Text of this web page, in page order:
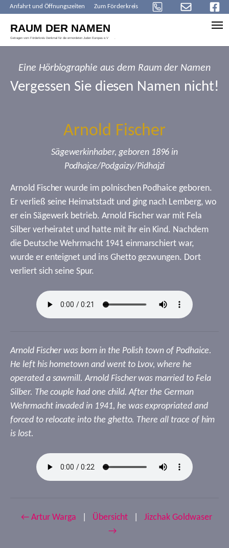
Anfahrt und Öffnungszeiten Zum Förderkreis
Eine Hörbiographie aus dem Raum der Namen
Vergessen Sie diesen Namen nicht!
Arnold Fischer
Sägewerkinhaber, geboren 1896 in
Podhajce/Podgaizy/Pidhajzi
Arnold Fischer wurde im polnischen Podhaice geboren.
Er verließ seine Heimatstadt und ging nach Lemberg, wo
er ein Sägewerk betrieb. Arnold Fischer war mit Fela
Silber verheiratet und hatte mit ihr ein Kind. Nachdem
die Deutsche Wehrmacht 1941 einmarschiert war,
wurde er enteignet und ins Ghetto gezwungen. Dort
verliert sich seine Spur.
Arnold Fischer was born in the Polish town of Podhaice.
He left his hometown and went to Lvov, where he
operated a sawmill. Arnold Fischer was married to Fela
Silber. The couple had one child. After the German
Wehrmacht invaded in 1941, he was expropriated and
forced to relocate into the ghetto. There all trace of him
is lost.
← Artur Warga Übersicht
Jizchak Goldwaser
→